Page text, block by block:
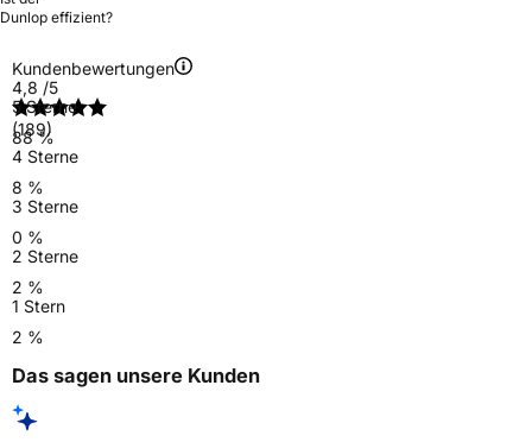
Dunlop effizient?
Kundenbewertungen
4,8 /5
(189)
5 Sterne
88 %
4 Sterne
8 %
3 Sterne
0 %
2 Sterne
2 %
1 Stern
2 %
Das sagen unsere Kunden